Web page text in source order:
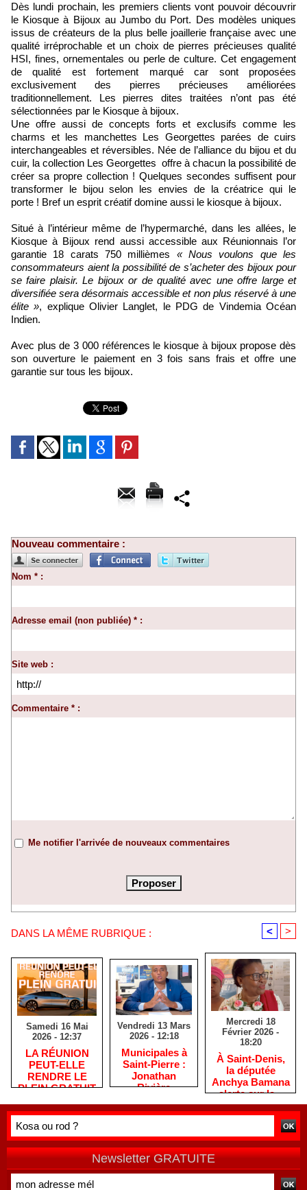
Dès lundi prochain, les premiers clients vont pouvoir découvrir
le Kiosque à Bijoux au Jumbo du Port. Des modèles uniques
issus de créateurs de la plus belle joaillerie française avec une
qualité irréprochable et un choix de pierres précieuses qualité
HSI, fines, ornementales ou perle de culture. Cet engagement
de qualité est fortement marqué car sont proposées
exclusivement des pierres précieuses améliorées
traditionnellement. Les pierres dites traitées n’ont pas été
sélectionnées par le Kiosque à bijoux.
Une offre aussi de concepts forts et exclusifs comme les
charms et les manchettes Les Georgettes parées de cuirs
interchangeables et réversibles. Née de l’alliance du bijou et du
cuir, la collection Les Georgettes offre à chacun la possibilité de
créer sa propre collection ! Quelques secondes suffisent pour
transformer le bijou selon les envies de la créatrice qui le
porte ! Bref un esprit créatif domine aussi le kiosque à bijoux.
Situé à l’intérieur même de l’hypermarché, dans les allées, le
Kiosque à Bijoux rend aussi accessible aux Réunionnais l’or
garantie 18 carats 750 millièmes « Nous voulons que les
consommateurs aient la possibilité de s’acheter des bijoux pour
se faire plaisir. Le bijoux or de qualité avec une offre large et
diversifiée sera désormais accessible et non plus réservé à une
élite », explique Olivier Langlet, le PDG de Vindemia Océan
Indien.
Avec plus de 3 000 références le kiosque à bijoux propose dès
son ouverture le paiement en 3 fois sans frais et offre une
garantie sur tous les bijoux.
Nouveau commentaire :
Nom * :
Adresse email (non publiée) * :
Site web :
Commentaire * :
Me notifier l'arrivée de nouveaux commentaires
DANS LA MÊME RUBRIQUE : < >
Samedi 16 Mai
2026 - 12:37
​LA RÉUNION
PEUT-ELLE
RENDRE LE
PLEIN GRATUIT
Vendredi 13 Mars
2026 - 12:18
​Municipales à
Saint-Pierre :
Jonathan
Rivière
habitants après
de terrain
Mercredi 18
Février 2026 -
18:20
​À Saint-Denis,
la députée
Anchya Bamana
alerte sur la «
double peine »
vécue par
Newsletter GRATUITE